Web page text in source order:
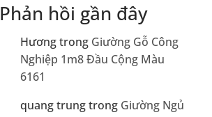
Phản hồi gần đây
Hươngtrong Giường Gỗ Công
Nghiệp 1m8 Đầu Cộng Màu
6161
quang trungtrong Giường Ngủ